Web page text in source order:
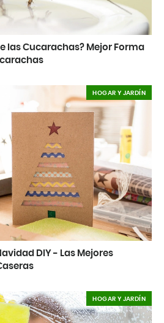
las Cucarachas? Mejor Forma
DIY - Las Mejores
HOGAR Y JARDÍN
HOGAR Y JARDÍN